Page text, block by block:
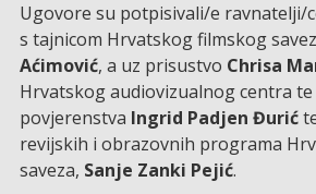
Ugovore su potpisivali/e ravnatelji/
s tajnicom Hrvatskog filmskog
Aćimović, a uz prisustvo Chrisa
Hrvatskog audiovizualnog centra
povjerenstva Ingrid Padjen Đurić
revijskih i obrazovnih programa
saveza, Sanje Zanki Pejić.